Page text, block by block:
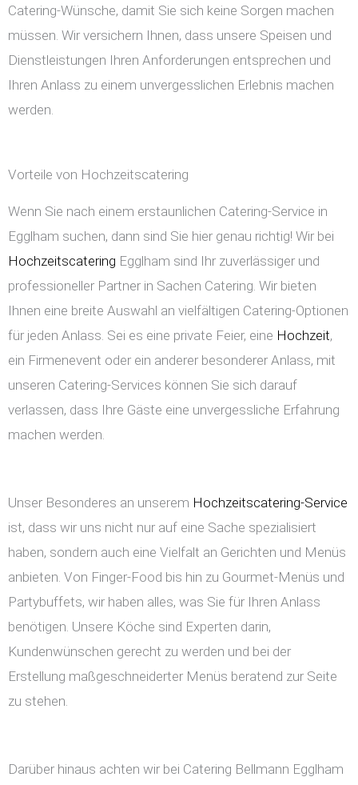
Catering-Wünsche, damit Sie sich keine Sorgen machen
müssen. Wir versichern Ihnen, dass unsere Speisen und
Dienstleistungen Ihren Anforderungen entsprechen und
Ihren Anlass zu einem unvergesslichen Erlebnis machen
werden.
Vorteile von Hochzeitscatering
Wenn Sie nach einem erstaunlichen Catering-Service in
Egglham suchen, dann sind Sie hier genau richtig! Wir bei
Hochzeitscatering Egglham sind Ihr zuverlässiger und
professioneller Partner in Sachen Catering. Wir bieten
Ihnen eine breite Auswahl an vielfältigen Catering-Optionen
für jeden Anlass. Sei es eine private Feier, eine Hochzeit,
ein Firmenevent oder ein anderer besonderer Anlass, mit
unseren Catering-Services können Sie sich darauf
verlassen, dass Ihre Gäste eine unvergessliche Erfahrung
machen werden.
Unser Besonderes an unserem Hochzeitscatering-Service
ist, dass wir uns nicht nur auf eine Sache spezialisiert
haben, sondern auch eine Vielfalt an Gerichten und Menüs
anbieten. Von Finger-Food bis hin zu Gourmet-Menüs und
Partybuffets, wir haben alles, was Sie für Ihren Anlass
benötigen. Unsere Köche sind Experten darin,
Kundenwünschen gerecht zu werden und bei der
Erstellung maßgeschneiderter Menüs beratend zur Seite
zu stehen.
Darüber hinaus achten wir bei Catering Bellmann Egglham